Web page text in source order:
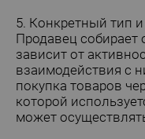
5. Конкретный тип
Продавец собирает
зависит от
взаимодействия с
покупка товаров
которой
может